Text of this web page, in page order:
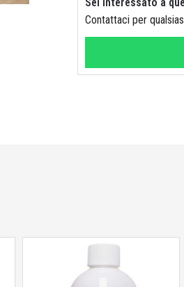
Sei interessato a
Contattaci per